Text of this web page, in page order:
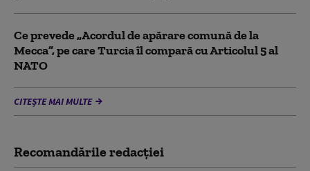
Ce prevede „Acordul de apărare comună de la
Mecca”, pe care Turcia îl compară cu Articolul 5 al
NATO
CITEȘTE MAI MULTE
Recomandările redacţiei